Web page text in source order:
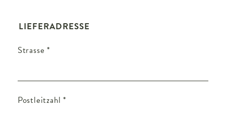
LIEFERADRESSE
Strasse*
Postleitzahl*